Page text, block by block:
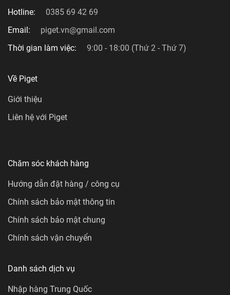
Hotline:
0385 69 42 69
Email:
piget.vn@gmail.com
Thời gian làm việc:
9:00 - 18:00 (Thứ 2 - Thứ 7)
Về Piget
Giới thiệu
Liên hệ với Piget
Chăm sóc khách hàng
Hướng dẫn đặt hàng / công cụ
Chính sách bảo mật thông tin
Chính sách bảo mật chung
Chính sách vận chuyển
Danh sách dịch vụ
Nhập hàng Trung Quốc